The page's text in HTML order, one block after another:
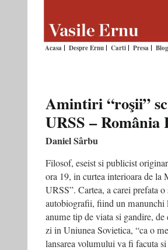
Acasa Despre Ernu Carti Presa Blog
Amintiri “roşii”
URSS –
Daniel Sârbu
Filosof, eseist si publicist
ora 19, in curtea interioara de
URSS”. Cartea, a carei prefata
autobiografii, fiind un manunchi
anume tip de viata si gandire,
zi in Uniunea Sovietica, “ca o
lansarea volumului va fi facuta